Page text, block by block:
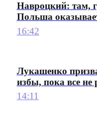
Навроцкий: там,
Польша
16:42
Лукашенко
избы, пока все не
14:11